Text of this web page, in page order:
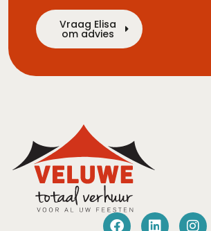
Vraag Elisa
om advies